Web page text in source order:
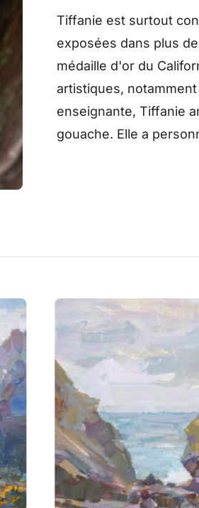
Tiffanie est surtout
exposées dans plus
médaille d'or du
artistiques,
enseignante, Tiffanie
gouache. Elle a